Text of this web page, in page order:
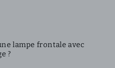
lampe frontale avec
?